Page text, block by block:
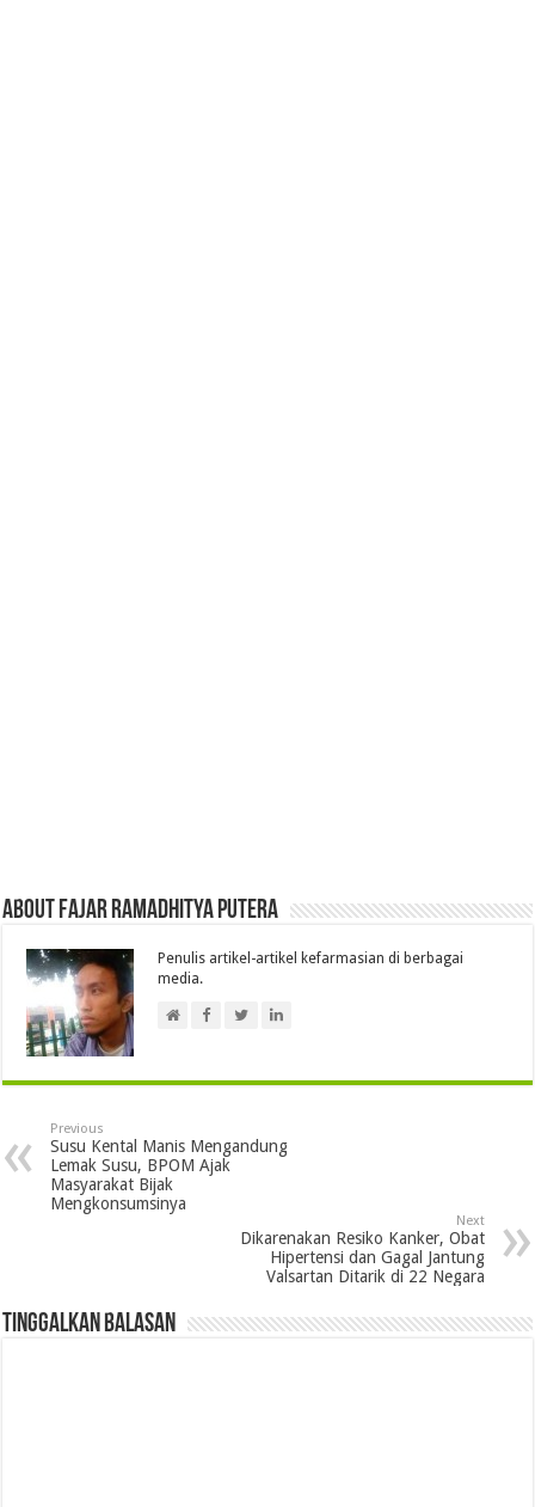
About Fajar Ramadhitya Putera
Penulis artikel-artikel kefarmasian di berbagai
media.
Previous
Susu Kental Manis Mengandung
Lemak Susu, BPOM Ajak
Masyarakat Bijak
Mengkonsumsinya
Next
Dikarenakan Resiko Kanker, Obat
Hipertensi dan Gagal Jantung
Valsartan Ditarik di 22 Negara
Tinggalkan Balasan